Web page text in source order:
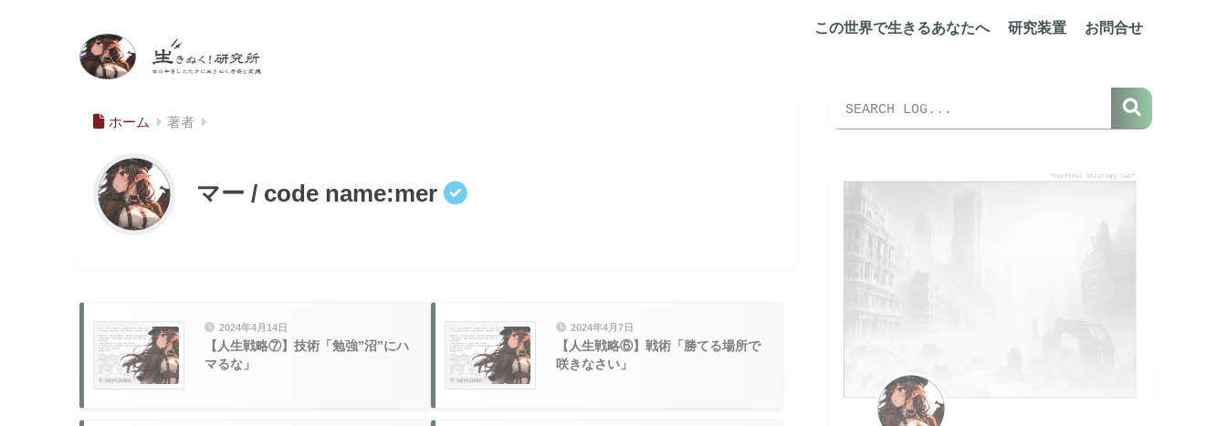
この世界で生きるあなたへ 研究装置 お問合せ
ホーム 著者
マー / code name:mer
2024年4月14日
【人生戦略⑦】技術「勉強”沼”にハ
マるな」
2024年4月7日
【人生戦略⑥】戦術「勝てる場所で
咲きなさい」